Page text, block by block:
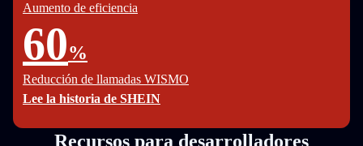
Aumento de eficiencia
60%
Reducción de llamadas WISMO
Lee la historia de SHEIN
Recursos para desarrolladores